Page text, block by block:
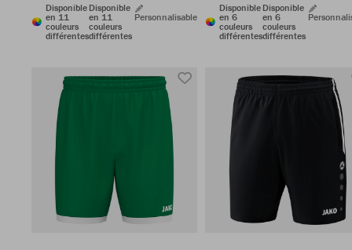
Disponible
en 11
couleurs
différentes
Disponible
en 11
couleurs
différentes
Personnalisable
Disponible
en 6
couleurs
différentes
Disponible
en 6
couleurs
différentes